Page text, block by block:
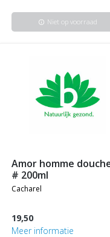
info Niet op voorraad
amor homme douche m
# 200ml
cacharel
19,50
Meer informatie